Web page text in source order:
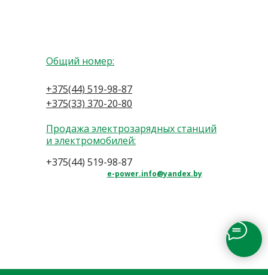
e-power.info@yandex.by
Общий номер:
+375(44) 519-98-87
+375(33) 370-20-80
Продажа электрозарядных станций
и электромобилей:
+375(44) 519-98-87